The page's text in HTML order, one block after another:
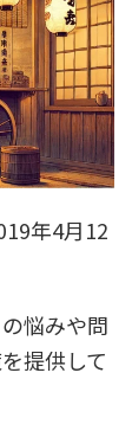
年4月12
悩みや問
提供して